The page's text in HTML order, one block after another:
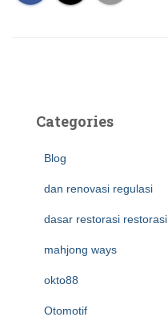
Categories
Blog
dan renovasi regulasi
dasar restorasi restorasi
mahjong ways
okto88
Otomotif